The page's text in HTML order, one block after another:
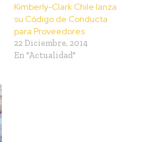
Kimberly-Clark Chile lanza
su Código de Conducta
para Proveedores
22 Diciembre, 2014
En "Actualidad"